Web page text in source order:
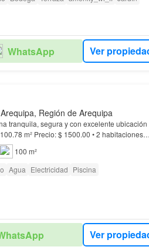
WhatsApp Ver
Región de Arequipa
tranquila, segura y con excelente ubicación
• 2 habitaciones
• Sistema de a…
100 m²
Agua Electricidad Piscina
Ver